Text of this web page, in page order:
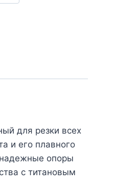
для резки всех
и его плавного
опоры
с титановым